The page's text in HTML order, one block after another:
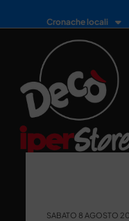
Cronache locali
SABATO 8 AGOSTO